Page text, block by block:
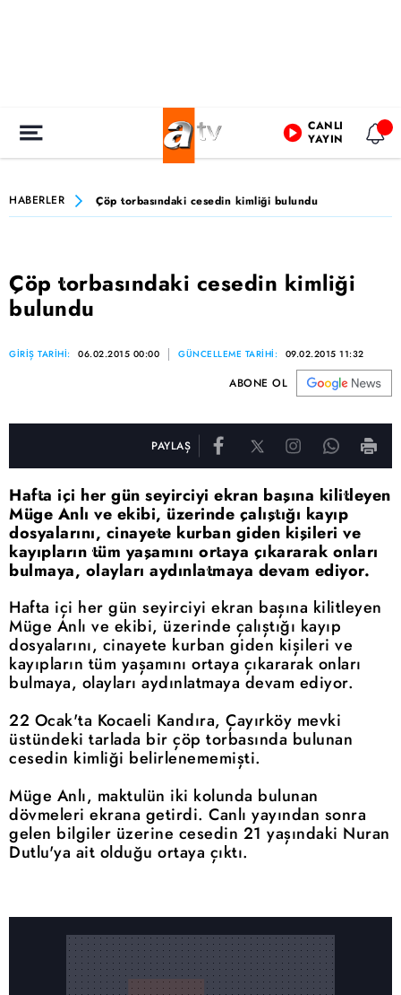
CANLI
YAYIN
HABERLER Çöp torbasındaki cesedin kimliği bulundu
Çöp torbasındaki cesedin kimliği
bulundu
GİRİŞ TARİHİ: 06.02.2015 00:00 GÜNCELLEME TARİHİ: 09.02.2015 11:32
ABONE OL
PAYLAŞ
Hafta içi her gün seyirciyi ekran başına kilitleyen
Müge Anlı ve ekibi, üzerinde çalıştığı kayıp
dosyalarını, cinayete kurban giden kişileri ve
kayıpların tüm yaşamını ortaya çıkararak onları
bulmaya, olayları aydınlatmaya devam ediyor.
Hafta içi her gün seyirciyi ekran başına kilitleyen
Müge Anlı ve ekibi, üzerinde çalıştığı kayıp
dosyalarını, cinayete kurban giden kişileri ve
kayıpların tüm yaşamını ortaya çıkararak onları
bulmaya, olayları aydınlatmaya devam ediyor.
22 Ocak'ta Kocaeli Kandıra, Çayırköy mevki
üstündeki tarlada bir çöp torbasında bulunan
cesedin kimliği belirlenememişti.
Müge Anlı, maktulün iki kolunda bulunan
dövmeleri ekrana getirdi. Canlı yayından sonra
gelen bilgiler üzerine cesedin 21 yaşındaki Nuran
Dutlu'ya ait olduğu ortaya çıktı.